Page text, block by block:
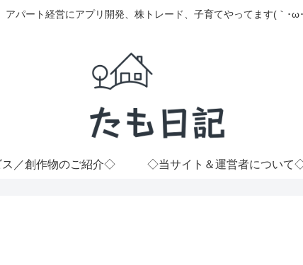
アパート経営にアプリ開発、株トレード、子育てやってます(｀･ω
／創作物のご紹介◇ ◇当サイト＆運営者について